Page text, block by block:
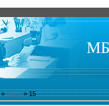
» Март » 15